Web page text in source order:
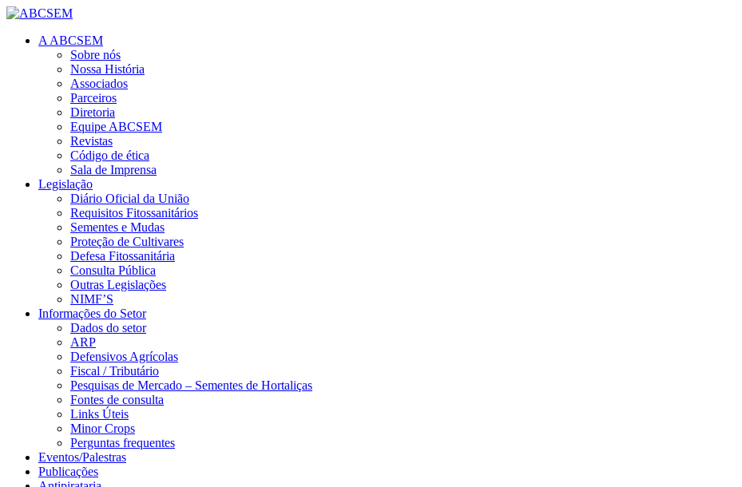
A ABCSEM
Sobre nós
Nossa História
Associados
Parceiros
Diretoria
Equipe ABCSEM
Revistas
Código de ética
Sala de Imprensa
Legislação
Diário Oficial da União
Requisitos Fitossanitários
Sementes e Mudas
Proteção de Cultivares
Defesa Fitossanitária
Consulta Pública
Outras Legislações
NIMF’S
Informações do Setor
Dados do setor
ARP
Defensivos Agrícolas
Fiscal / Tributário
Pesquisas de Mercado – Sementes de Hortaliças
Fontes de consulta
Links Úteis
Minor Crops
Perguntas frequentes
Eventos/Palestras
Publicações